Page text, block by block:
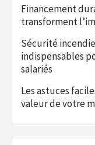
Financement
transforment
Sécurité
indispensables
salariés
Les astuces
valeur de votre